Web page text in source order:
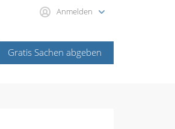
Anmelden
Gratis Sachen abgeben